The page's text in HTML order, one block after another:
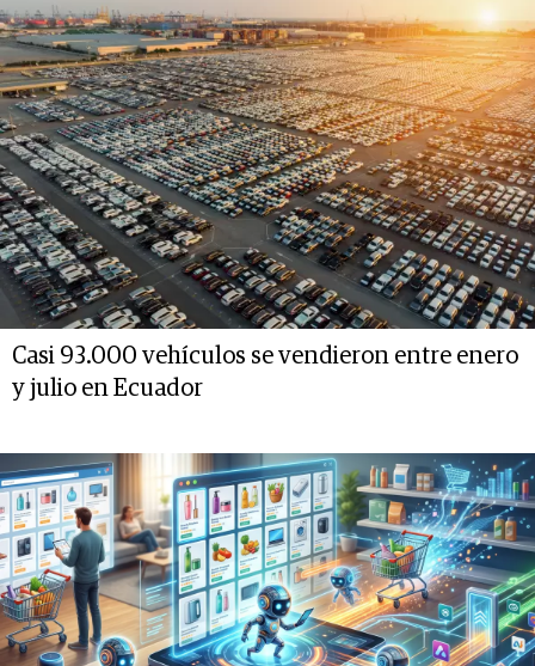
Casi 93.000 vehículos se vendieron entre enero
y julio en Ecuador